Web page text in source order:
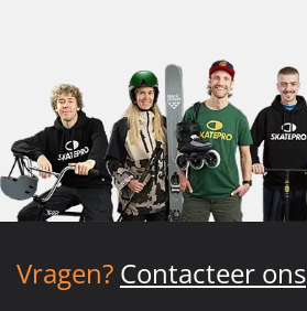
Vragen? Contacteer ons